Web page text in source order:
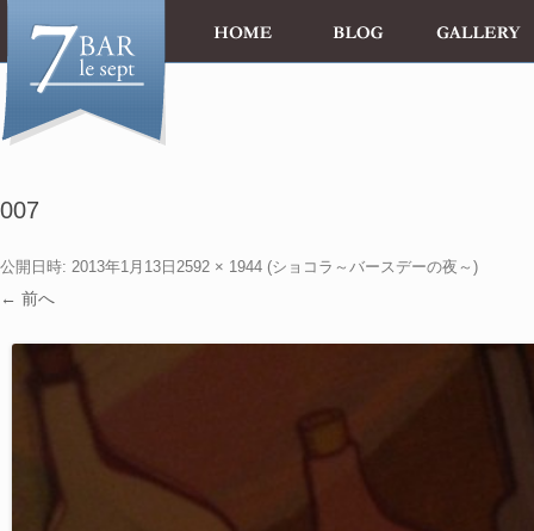
007
公開日時: 2013年1月13日 2592 × 1944 (ショコラ～バースデーの夜～ )
← 前へ